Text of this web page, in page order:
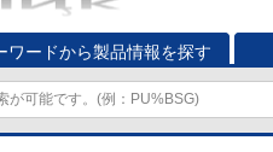
ワードから製品情報を探す